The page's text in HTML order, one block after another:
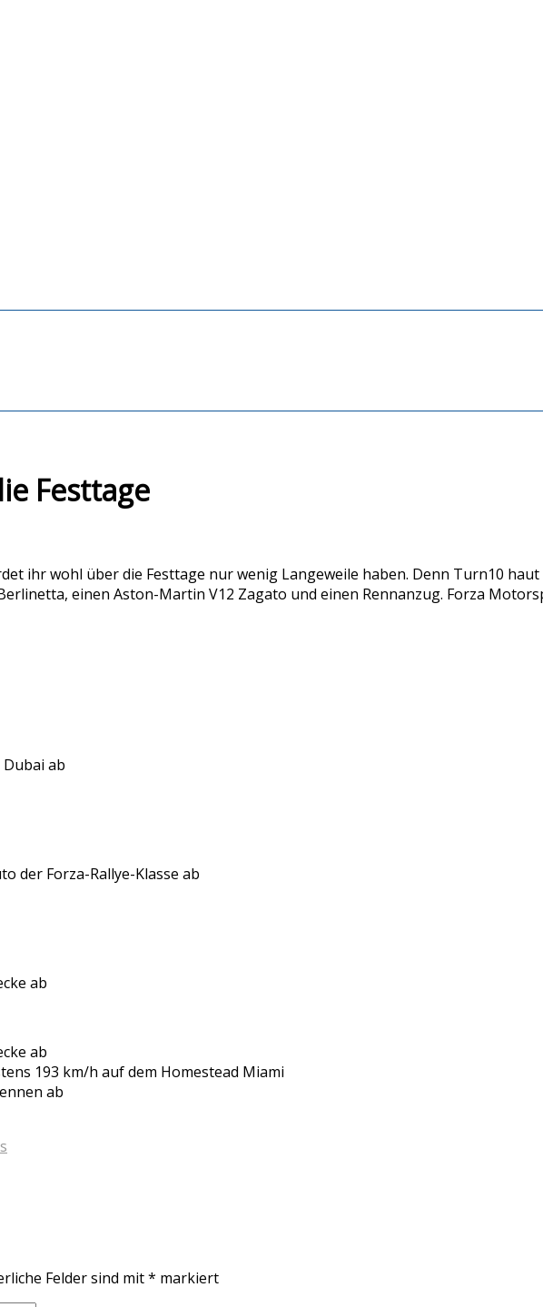
Festtage
ihr wohl über die Festtage nur wenig Langeweile haben. Denn Turn10
einen Aston-Martin V12 Zagato und einen Rennanzug. Forza
ab
der Forza-Rallye-Klasse ab
ab
ab
193 km/h auf dem Homestead Miami
ab
Felder sind mit* markiert